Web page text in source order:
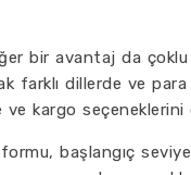
bir avantaj da
farklı dillerde ve
kargo
başlangıç